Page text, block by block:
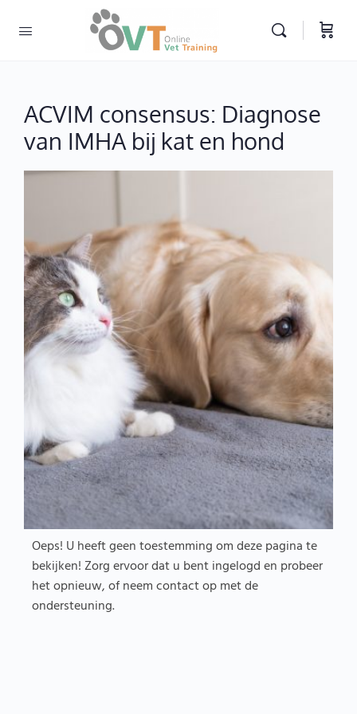
ACVIM consensus: Diagnose
van IMHA bij kat en hond
Oeps! U heeft geen toestemming om deze pagina te
bekijken! Zorg ervoor dat u bent ingelogd en probeer
het opnieuw, of neem contact op met de
ondersteuning.